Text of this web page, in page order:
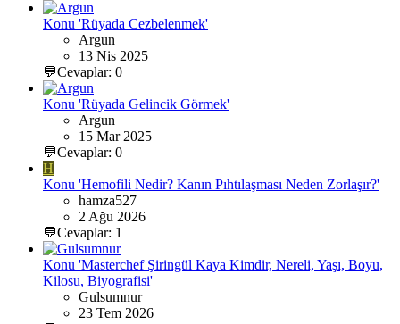
Konu 'Rüyada Cezbelenmek'
Argun
13 Nis 2025
💬Cevaplar: 0
Konu 'Rüyada Gelincik Görmek'
Argun
15 Mar 2025
💬Cevaplar: 0
H
Konu 'Hemofili Nedir? Kanın Pıhtılaşması Neden Zorlaşır?'
hamza527
2 Ağu 2026
💬Cevaplar: 1
Konu 'Masterchef Şiringül Kaya Kimdir, Nereli, Yaşı, Boyu,
Kilosu, Biyografisi'
Gulsumnur
23 Tem 2026